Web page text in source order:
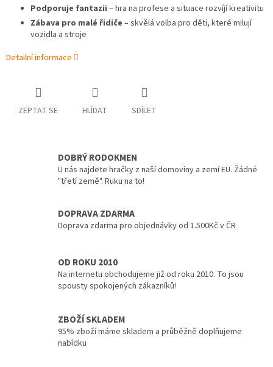
Podporuje fantazii – hra na profese a situace rozvíjí kreativitu
Zábava pro malé řidiče – skvělá volba pro děti, které milují
vozidla a stroje
Detailní informace
ZEPTAT SE HLÍDAT SDÍLET
DOBRÝ RODOKMEN
U nás najdete hračky z naší domoviny a zemí EU. Žádné
"třetí země". Ruku na to!
DOPRAVA ZDARMA
Doprava zdarma pro objednávky od 1.500Kč v ČR
OD ROKU 2010
Na internetu obchodujeme již od roku 2010. To jsou
spousty spokojených zákazníků!
ZBOŽÍ SKLADEM
95% zboží máme skladem a průběžně doplňujeme
nabídku